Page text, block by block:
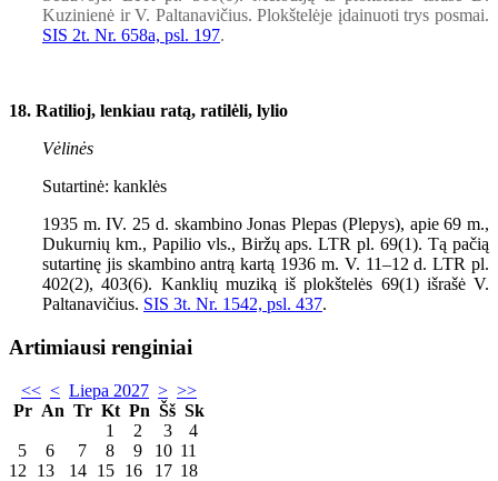
Kuzinienė ir V. Paltanavičius. Plokštelėje įdainuoti trys posmai.
SIS 2t. Nr. 658a, psl. 197.
18. Ratilioj, lenkiau ratą, ratilėli, lylio
Vėlinės
Sutartinė: kanklės
1935 m. IV. 25 d. skambino Jonas Plepas (Plepys), apie69 m.,
Dukurnių km., Papilio vls., Biržų aps. LTR pl. 69(1). Tą pačią
sutartinę jis skambino antrą kartą 1936 m. V. 11–12 d. LTR pl.
402(2), 403(6). Kanklių muziką iš plokštelės 69(1) išrašė V.
Paltanavičius. SIS 3t. Nr. 1542, psl. 437.
Artimiausi renginiai
<< < Liepa 2027 > >>
Pr An Tr Kt Pn Šš Sk
1
2 3
4
5
6 7 8 9 10 11
12
13 14 15 16 17 18